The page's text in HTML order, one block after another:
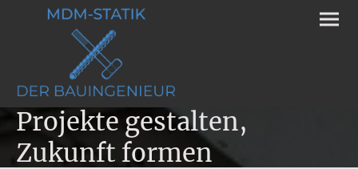
Projekte gestalten,
Zukunft formen